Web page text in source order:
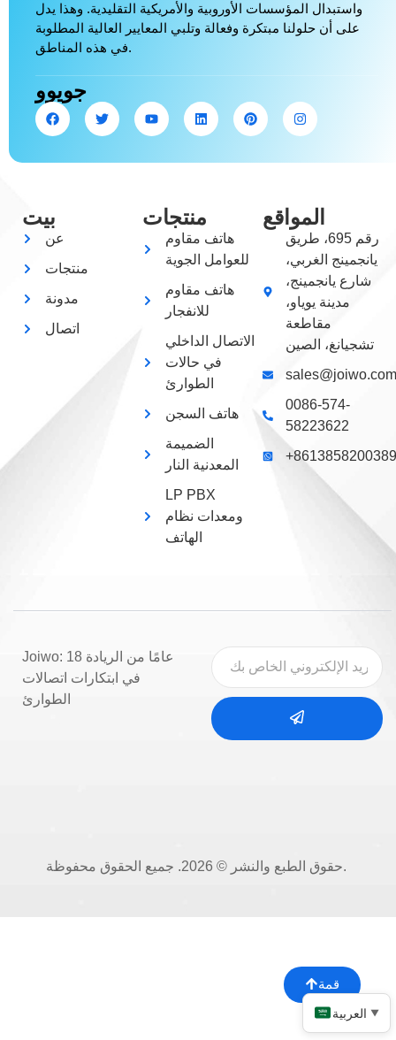
واستبدال المؤسسات الأوروبية والأمريكية التقليدية. وهذا يدل
على أن حلولنا مبتكرة وفعالة وتلبي المعايير العالية المطلوبة
في هذه المناطق.
جويوو
بيت
عن
منتجات
مدونة
اتصال
منتجات
هاتف مقاوم
للعوامل الجوية
هاتف مقاوم
للانفجار
الاتصال الداخلي
في حالات
الطوارئ
هاتف السجن
الضميمة
المعدنية النار
LP PBX
ومعدات نظام
الهاتف
المواقع
رقم 695، طريق
يانجمينج الغربي،
شارع يانجمينج،
مدينة يوياو،
مقاطعة
تشجيانغ، الصين
sales@joiwo.com
0086-574-
58223622
+8613858200389
Joiwo: 18 عامًا من الريادة
في ابتكارات اتصالات
قمة
حقوق الطبع والنشر © 2026. جميع الحقوق محفوظة.
العربية ▼